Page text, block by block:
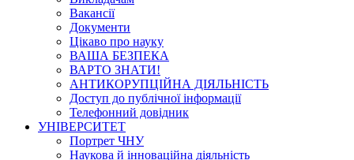
Вакансії
Документи
Цікаво про науку
ВАША БЕЗПЕКА
ВАРТО ЗНАТИ!
АНТИКОРУПЦІЙНА ДІЯЛЬНІСТЬ
Доступ до публічної інформації
Телефонний довідник
УНІВЕРСИТЕТ
Портрет ЧНУ
Наукова й інноваційна діяльність